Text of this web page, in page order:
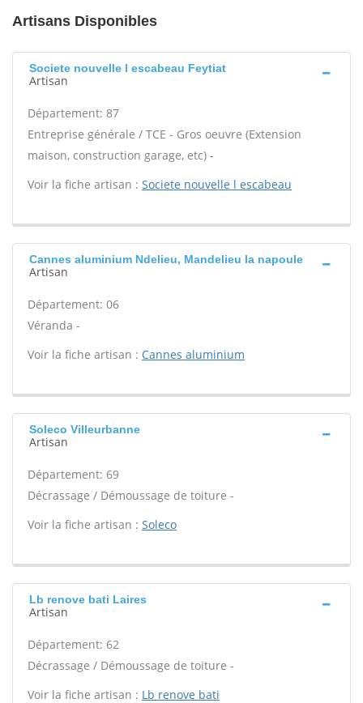
Artisans Disponibles
Societe nouvelle l escabeau Feytiat
Artisan
Département: 87
Entreprise générale / TCE - Gros oeuvre (Extension
maison, construction garage, etc) -
Voir la fiche artisan : Societe nouvelle l escabeau
Cannes aluminium Ndelieu, Mandelieu la napoule
Artisan
Département: 06
Véranda -
Voir la fiche artisan : Cannes aluminium
Soleco Villeurbanne
Artisan
Département: 69
Décrassage / Démoussage de toiture -
Voir la fiche artisan : Soleco
Lb renove bati Laires
Artisan
Département: 62
Décrassage / Démoussage de toiture -
Voir la fiche artisan : Lb renove bati